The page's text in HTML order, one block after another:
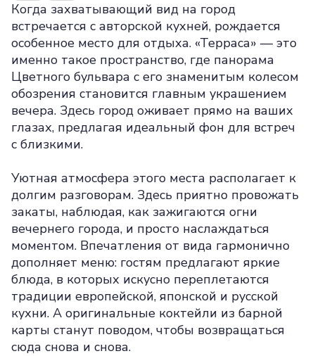
Когда захватывающий вид на город
встречается с авторской кухней, рождается
особенное место для отдыха. «Терраса» — это
именно такое пространство, где панорама
Цветного бульвара с его знаменитым колесом
обозрения становится главным украшением
вечера. Здесь город оживает прямо на ваших
глазах, предлагая идеальный фон для встреч
с близкими.
Уютная атмосфера этого места располагает к
долгим разговорам. Здесь приятно провожать
закаты, наблюдая, как зажигаются огни
вечернего города, и просто наслаждаться
моментом. Впечатления от вида гармонично
дополняет меню: гостям предлагают яркие
блюда, в которых искусно переплетаются
традиции европейской, японской и русской
кухни. А оригинальные коктейли из барной
карты станут поводом, чтобы возвращаться
сюда снова и снова.